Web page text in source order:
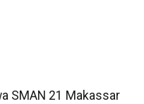
SMAN 21 Makassar